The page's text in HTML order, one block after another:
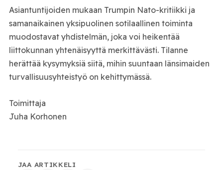
Asiantuntijoiden mukaan Trumpin Nato-kritiikki ja
samanaikainen yksipuolinen sotilaallinen toiminta
muodostavat yhdistelmän, joka voi heikentää
liittokunnan yhtenäisyyttä merkittävästi. Tilanne
herättää kysymyksiä siitä, mihin suuntaan länsimaiden
turvallisuusyhteistyö on kehittymässä.
Toimittaja
Juha Korhonen
JAA ARTIKKELI